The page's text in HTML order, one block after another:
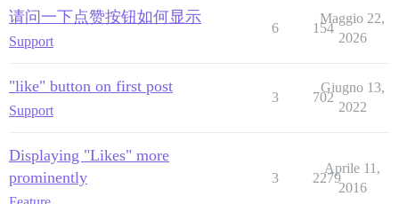
请问一下点赞按钮如何显示
Support
6 154
Maggio 22,
2026
"like" button on first post
Support
3 702
Giugno 13,
2022
Displaying "Likes" more
prominently
3 2279
Aprile 11,
2016